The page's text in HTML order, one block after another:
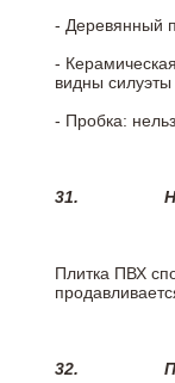
- Деревянный
-
видны
- Пробка:
31.
Плитка ПВХ
32.